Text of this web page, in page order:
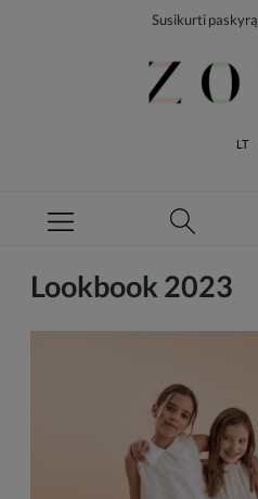
Susikurti paskyrą
LT
Lookbook 2023